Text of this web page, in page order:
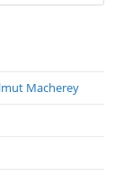
Macherey